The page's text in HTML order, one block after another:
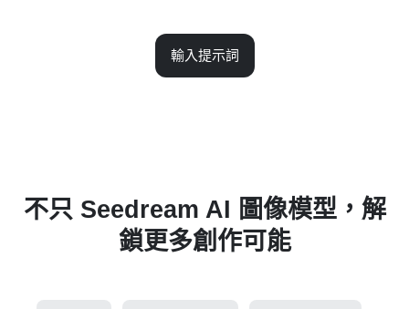
輸入提示詞
不只 Seedream AI 圖像模型，解
鎖更多創作可能